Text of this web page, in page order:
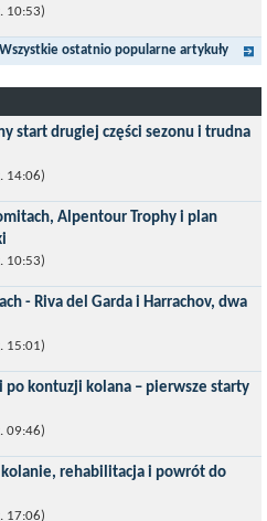
wejście w najbardziej
części sezonu: Puchar Świata w
10:53)
Wszystkie ostatnio popularne artykuły
start drugiej części sezonu i trudna
Maraton z metą na 2275 m we
3000 metrów przewyższenia na
14:06)
Alpentour Trophy i plan
wejście w najbardziej
części sezonu: Puchar Świata w
10:53)
- Riva del Garda i Harrachov, dwa
i szybkich wyścigów przejść do
wyzwań, jakimi są górskie wyścigi
15:01)
po kontuzji kolana – pierwsze starty
kolana i uszkodzeniu więzadeł
rywalizacji. Podczas zawodów znikają
09:46)
kolanie, rehabilitacja i powrót do
niezależnie od stopnia
17:06)